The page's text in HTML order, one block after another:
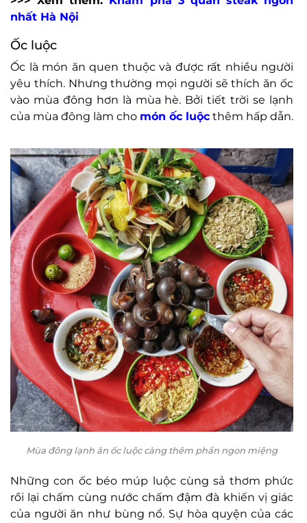
nhất Hà Nội
Ốc luộc
Ốc là món ăn quen thuộc và được rất nhiều người
yêu thích. Nhưng thường mọi người sẽ thích ăn ốc
vào mùa đông hơn là mùa hè. Bởi tiết trời se lạnh
của mùa đông làm cho món ốc luộc thêm hấp dẫn.
Mùa đông lạnh ăn ốc luộc càng thêm phần ngon miệng
Những con ốc béo múp luộc cùng sả thơm phức
rồi lại chấm cùng nước chấm đậm đà khiến vị giác
của người ăn như bùng nổ. Sự hòa quyện của các